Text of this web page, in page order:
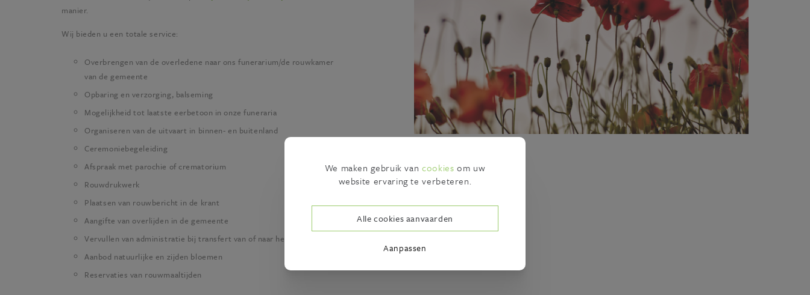
manier.
Wij bieden u een totale service:
Overbrengen van de overledene naar ons funerarium/de rouwkamer
van de gemeente
Opbaring en verzorging, balseming
Mogelijkheid tot laatste eerbetoon in onze funeraria
Organiseren van de uitvaart in binnen- en buitenland
Ceremoniebegeleiding
Afspraak met parochie of crematorium
Rouwdrukwerk
Plaatsen van rouwbericht in de krant
Aangifte van overlijden in de gemeente
Vervullen van administratie bij transfert van of naar het buitenland
Aanbod natuurlijke en zijden bloemen
Reservaties van rouwmaaltijden
We maken gebruik vancookies om uw
website ervaring te verbeteren.
Alle cookies aanvaarden
Aanpassen